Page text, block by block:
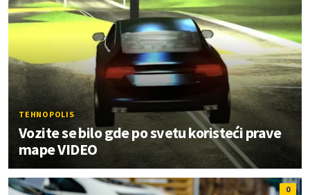
TEHNOPOLIS
Vozite se bilo gde po svetu koristeći prave
mape VIDEO
0